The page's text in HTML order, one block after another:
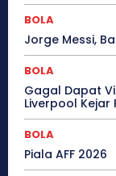
BOLA
Jorge Messi,
BOLA
Gagal Dapat
Liverpool Kejar
BOLA
Piala AFF 2026